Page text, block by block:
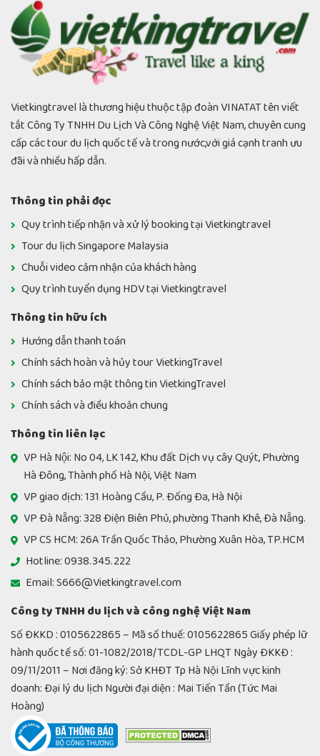
Vietkingtravel là thương hiệu thuộc tập đoàn VINATAT tên viết
tắt Công Ty TNHH Du Lịch Và Công Nghệ Việt Nam, chuyên cung
cấp các tour du lịch quốc tế và trong nước,với giá cạnh tranh ưu
đãi và nhiều hấp dẫn.
Thông tin phải đọc
Quy trình tiếp nhận và xử lý booking tại Vietkingtravel
Tour du lịch Singapore Malaysia
Chuỗi video cảm nhận của khách hàng
Quy trình tuyển dụng HDV tại Vietkingtravel
Thông tin hữu ích
Hướng dẫn thanh toán
Chính sách hoàn và hủy tour VietkingTravel
Chính sách bảo mật thông tin VietkingTravel
Chính sách và điều khoản chung
Thông tin liên lạc
VP Hà Nội: No 04, LK 142, Khu đất Dịch vụ cây Quýt, Phường
Hà Đông, Thành phố Hà Nội, Việt Nam
VP giao dịch: 131 Hoàng Cầu, P. Đống Đa, Hà Nội
VP Đà Nẵng: 328 Điện Biên Phủ, phường Thanh Khê, Đà Nẵng.
VP CS HCM: 26A Trần Quốc Thảo, Phường Xuân Hòa, TP.HCM
Hotline: 0938.345.222
Email: S666@Vietkingtravel.com
Công ty TNHH du lịch và công nghệ Việt Nam
Số ĐKKD : 0105622865 – Mã số thuế: 0105622865 Giấy phép lữ
hành quốc tế số: 01-1082/2018/TCDL-GP LHQT Ngày ĐKKĐ :
09/11/2011 – Nơi đăng ký: Sở KHĐT Tp Hà Nội Lĩnh vực kinh
doanh: Đại lý du lịch Người đại diện : Mai Tiến Tần (Tức Mai
Hoàng)